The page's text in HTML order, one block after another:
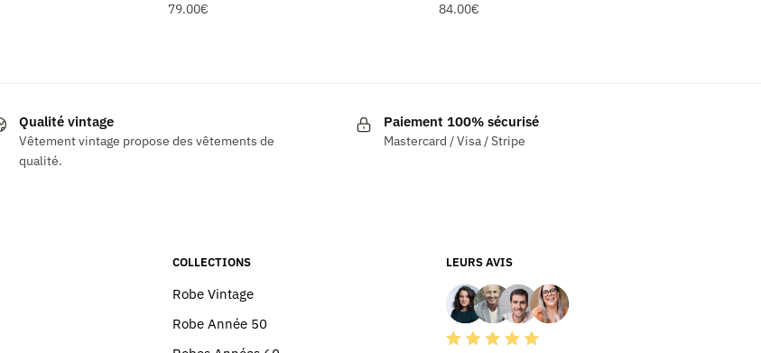
79.00€ 84.00€
Qualité vintage
Vêtement vintage propose des vêtements de
qualité.
Paiement 100% sécurisé
Mastercard / Visa / Stripe
COLLECTIONS
Robe Vintage
Robe Année 50
LEURS AVIS